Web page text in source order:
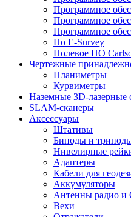
Программное
Программное
Программное
По E-Survey
Полевое ПО
Чертежные
Планиметры
Курвиметры
Наземные 3D-лазерные
SLAM-сканеры
Аксессуары
Штативы
Биподы и
Нивелирные
Адаптеры
Кабели для
Аккумуляторы
Антенны радио и
Вехи